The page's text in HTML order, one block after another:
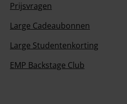
Prijsvragen
Large Cadeaubonnen
Large Studentenkorting
EMP Backstage Club